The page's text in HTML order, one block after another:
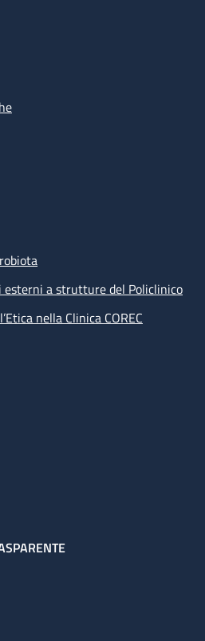
esterni a strutture del Policlinico
nella Clinica COREC